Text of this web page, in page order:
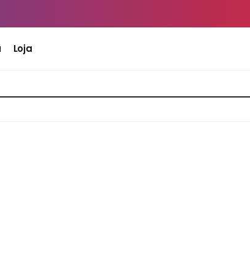
Loja